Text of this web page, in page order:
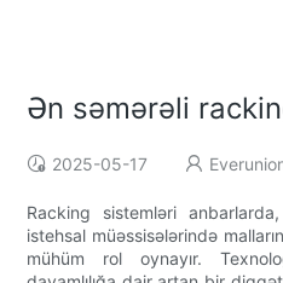
Ən səmərəli
2025-05-17
Racking sistemləri
istehsal müəssisələrində
mühüm rol oynayır.